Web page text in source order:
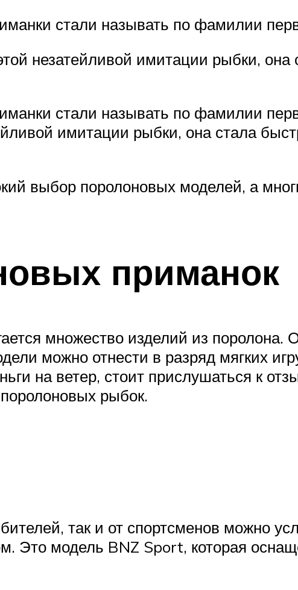
стали называть по фамилии
незатейливой имитации рыбки,
стали называть по фамилии
имитации рыбки, она стала
выбор поролоновых моделей, а
приманок
множество изделий из поролона.
можно отнести в разряд мягких
на ветер, стоит прислушаться к
рыбок.
так и от спортсменов можно
Это модель BNZ Sport, которая